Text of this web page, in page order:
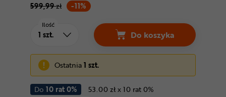
-11%
599,99zł
Do 10 rat 0%
53.00 zł x 10 rat 0%
Ilość
Do koszyka
Ostatnia1 szt.